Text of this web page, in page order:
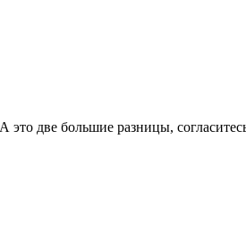
две большие разницы,